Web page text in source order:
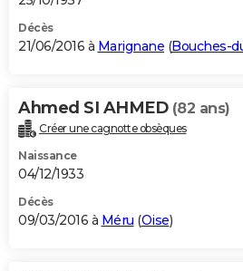
Décès
21/06/2016 à Marignane (Bouches-
Ahmed SI AHMED (82 ans)
Créer une cagnotte obsèques
Naissance
04/12/1933
Décès
09/03/2016 à Méru (Oise)